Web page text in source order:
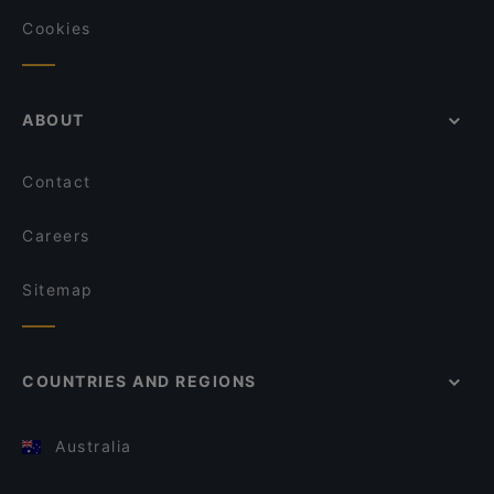
Cookies
ABOUT
Contact
Careers
Sitemap
COUNTRIES AND REGIONS
Australia